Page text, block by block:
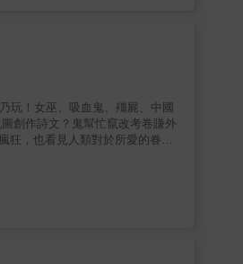
劫，怎麼做才會有台灣農業的未
多。從鬼史紀聞裡揣想鬼界眾生